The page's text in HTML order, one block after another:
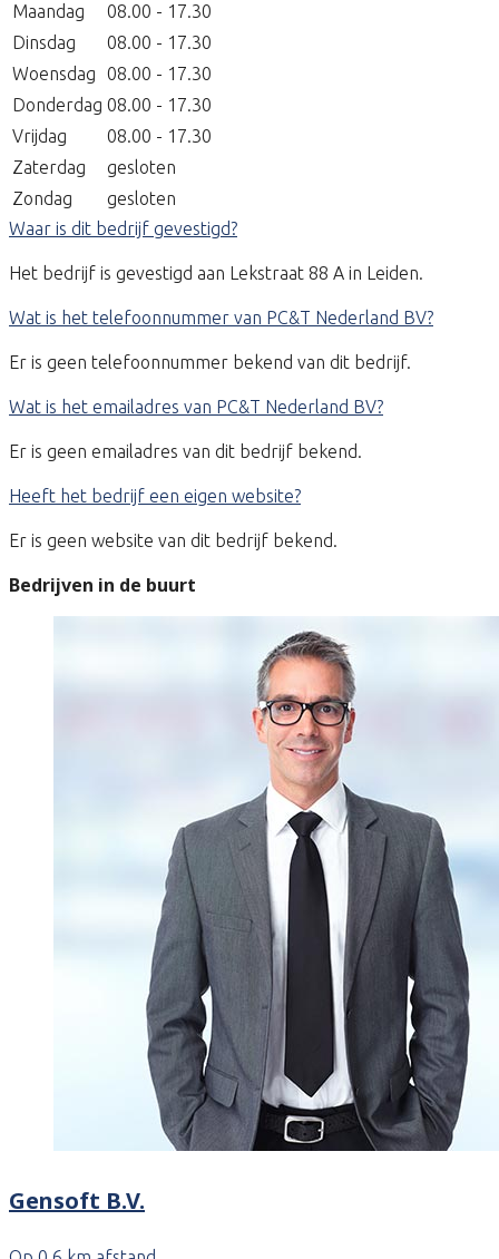
Maandag
08.00 - 17.30
Dinsdag
08.00 - 17.30
Woensdag
08.00 - 17.30
Donderdag 08.00 - 17.30
Vrijdag
08.00 - 17.30
Zaterdag
gesloten
Zondag
gesloten
Waar is dit bedrijf gevestigd?
Het bedrijf is gevestigd aan Lekstraat 88 A in Leiden.
Wat is het telefoonnummer van PC&T Nederland BV?
Er is geen telefoonnummer bekend van dit bedrijf.
Wat is het emailadres van PC&T Nederland BV?
Er is geen emailadres van dit bedrijf bekend.
Heeft het bedrijf een eigen website?
Er is geen website van dit bedrijf bekend.
Bedrijven in de buurt
Gensoft B.V.